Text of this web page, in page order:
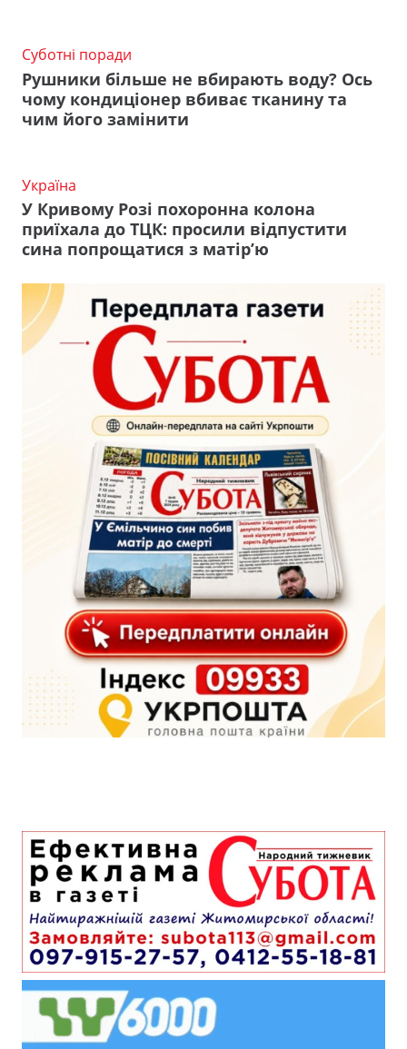
Суботні поради
Рушники більше не вбирають воду? Ось
чому кондиціонер вбиває тканину та
чим його замінити
Україна
У Кривому Розі похоронна колона
приїхала до ТЦК: просили відпустити
сина попрощатися з матір’ю